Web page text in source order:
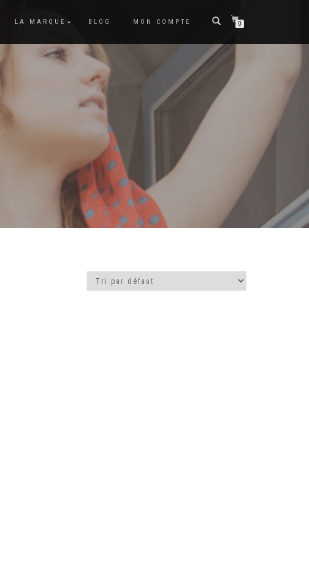
LA MARQUE BLOG MON COMPTE 0